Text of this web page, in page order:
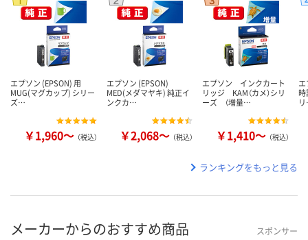
エプソン (EPSON) 用
MUG(マグカップ) シリー
ズ…
￥1,960～ （税込）
エプソン (EPSON)
MED(メダマヤキ) 純正イ
ンクカ…
￥2,068～ （税込）
エプソン インクカート
リッジ KAM（カメ）シリ
ーズ （増量…
￥1,410～ （税込）
時
ランキングをもっと見る
メーカーからのおすすめ商品 スポンサー